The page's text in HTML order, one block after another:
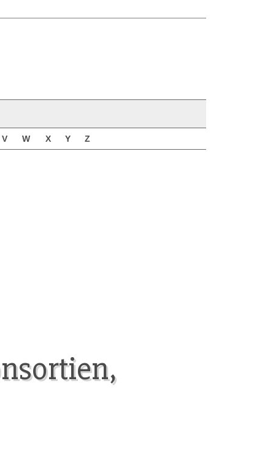
V W X Y Z